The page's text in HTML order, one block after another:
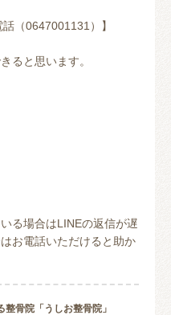
（0647001131）】
ると思います。
る場合はLINEの返信が遅
お電話いただけると助か
骨院「うしお整骨院」